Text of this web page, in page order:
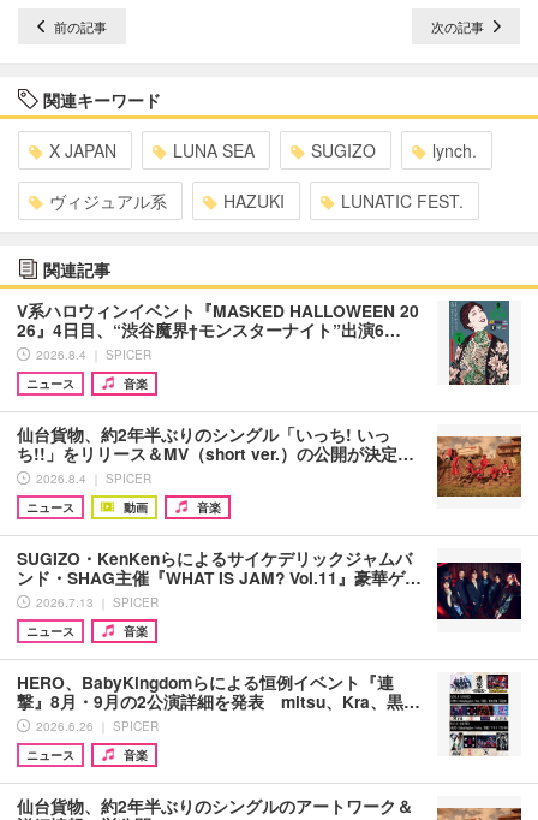
前の記事 次の記事
関連キーワード
X JAPAN LUNA SEA SUGIZO lynch.
ヴィジュアル系 HAZUKI LUNATIC FEST.
関連記事
V系ハロウィンイベント『MASKED HALLOWEEN 20
26』4日目、“渋谷魔界†モンスターナイト”出演6…
2026.8.4 ｜ SPICER
ニュース
音楽
仙台貨物、約2年半ぶりのシングル「いっち! いっ
ち!!」をリリース＆MV（short ver.）の公開が決定…
2026.8.4 ｜ SPICER
ニュース
動画 音楽
SUGIZO・KenKenらによるサイケデリックジャムバ
ンド・SHAG主催『WHAT IS JAM? Vol.11』豪華ゲ…
2026.7.13 ｜ SPICER
ニュース
音楽
HERO、BabyKingdomらによる恒例イベント『連
撃』8月・9月の2公演詳細を発表 mitsu、Kra、黒…
2026.6.26 ｜ SPICER
ニュース
音楽
仙台貨物、約2年半ぶりのシングルのアートワーク＆